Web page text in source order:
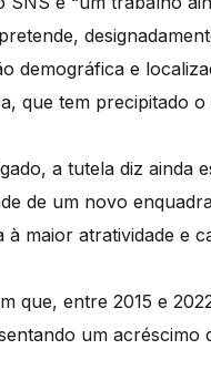
demográfica e
que tem precipitado
a tutela diz ainda
de um novo
maior atratividade e
que, entre 2015 e
um acréscimo